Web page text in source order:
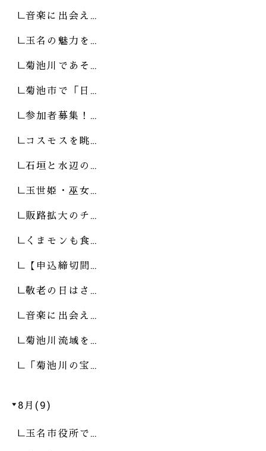
音楽に出会え…
玉名の魅力を…
菊池川であそ…
菊池市で「日…
参加者募集！…
コスモスを眺…
石垣と水辺の…
玉世姫・巫女…
販路拡大のチ…
くまモンも食…
【申込締切間…
敬老の日はさ…
音楽に出会え…
菊池川流域を…
「菊池川の宝…
8月(9)
玉名市役所で…